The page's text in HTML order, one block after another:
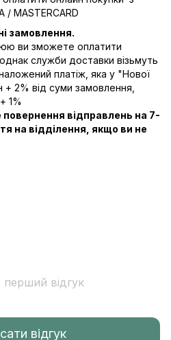
/ MASTERCARD
замовлення.
ви зможете оплатити
служби доставки візьмуть
платіж, яка у "Нової
2% від суми замовлення,
1%
відправлень на 7-
на відділення, якщо ви не
відгук
відгук